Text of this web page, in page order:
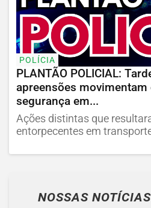
POLÍCIA
PLANTÃO POLICIAL:
apreensões movimentam
segurança em...
Ações distintas que
entorpecentes em
NOSSAS NOTÍCIAS